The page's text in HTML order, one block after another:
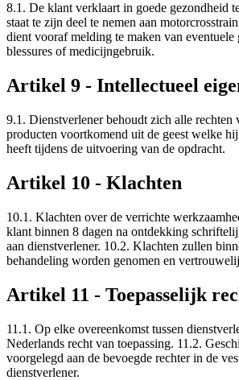
8.1. De klant verklaart in goede gezondheid
staat te zijn deel te nemen aan
dient vooraf melding te maken van eventuele
blessures of medicijngebruik.
Artikel 9 - Intellectueel
9.1. Dienstverlener behoudt zich alle rechten
producten voortkomend uit de geest welke
heeft tijdens de uitvoering van de opdracht.
Artikel 10 - Klachten
10.1. Klachten over de verrichte
klant binnen 8 dagen na ontdekking
aan dienstverlener. 10.2. Klachten zullen
behandeling worden genomen en
Artikel 11 - Toepasselijk
11.1. Op elke overeenkomst tussen
Nederlands recht van toepassing. 11.2.
voorgelegd aan de bevoegde rechter in de
dienstverlener.